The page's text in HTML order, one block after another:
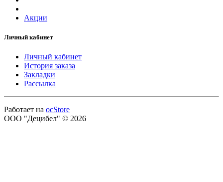
Акции
Личный кабинет
Личный кабинет
История заказа
Закладки
Рассылка
Работает на ocStore
ООО "Децибел" © 2026